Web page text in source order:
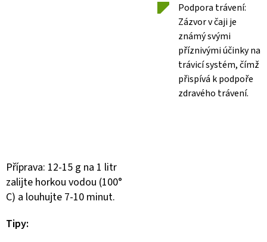
Podpora trávení:
Zázvor v čaji je
známý svými
příznivými účinky na
trávicí systém, čímž
přispívá k podpoře
zdravého trávení.
Příprava: 12-15 g na 1 litr
zalijte horkou vodou (100°
C) a louhujte 7-10 minut.
Tipy: